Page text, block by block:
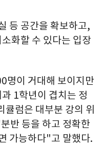
등 공간을 확보하고,
화할 수 있다는 입장
명이 거대해 보이지만
1학년이 겹치는 정
럼은 대부분 강의 위
반 등을 하고 정확한
가능하다"고 말했다.